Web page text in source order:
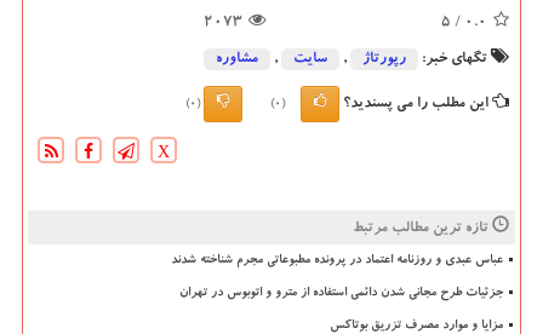
0.0
/ 5
2073
تگهای خبر: رپورتاژ , سایت , مشاوره
این مطلب را می پسندید؟ (0)
(0)
X
تازه ترین مطالب مرتبط
عباس عبدی و روزنامه اعتماد در پرونده مطبوعاتی مجرم شناخته شدند
جزئیات طرح مجانی شدن دائمی استفاده از مترو و اتوبوس در تهران
مزایا و موارد مصرف تزریق بوتاکس